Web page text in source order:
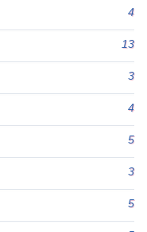
4
13
3
4
5
3
5